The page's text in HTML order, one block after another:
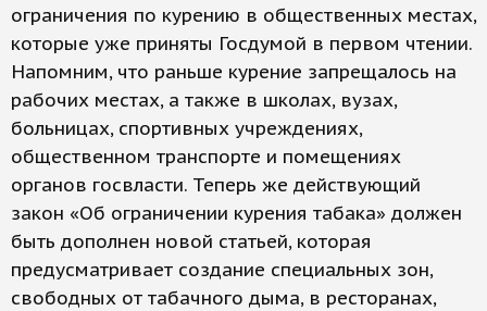
ограничения по курению в общественных местах,
которые уже приняты Госдумой в первом чтении.
Напомним, что раньше курение запрещалось на
рабочих местах, а также в школах, вузах,
больницах, спортивных учреждениях,
общественном транспорте и помещениях
органов госвласти. Теперь же действующий
закон «Об ограничении курения табака» должен
быть дополнен новой статьей, которая
предусматривает создание специальных зон,
свободных от табачного дыма, в ресторанах,